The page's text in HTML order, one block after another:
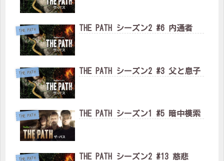
THE PATH THE PATH シーズン2 #6 内通者
THE PATH THE PATH シーズン2 #3 父と息子
THE PATH THE PATH シーズン1 #5 暗中模索
THE PATH
THE PATH シーズン2 #13 慈悲